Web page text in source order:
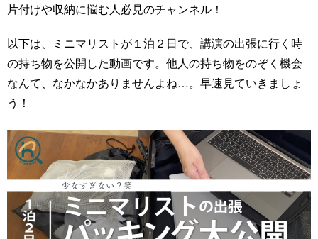
片付けや収納に悩む人必見のチャンネル！
以下は、ミニマリストが１泊２日で、講演の出張に行く時
の持ち物を公開した動画です。他人の持ち物をのぞく機会
なんて、なかなかありませんよね…。早速見ていきましょ
う！